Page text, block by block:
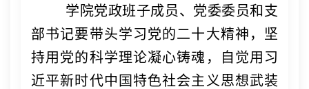
学院党政班子成员、党委委员和支
部书记要带头学习党的二十大精神，坚
持用党的科学理论凝心铸魂，自觉用习
近平新时代中国特色社会主义思想武装